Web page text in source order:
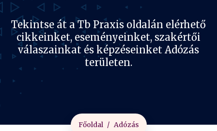
Tekintse át a Tb Praxis oldalán elérhető
cikkeinket, eseményeinket, szakértői
válaszainkat és képzéseinket Adózás
területen.
Főoldal Adózás